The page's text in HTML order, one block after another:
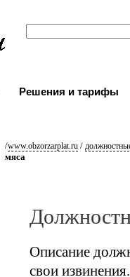
Решения и тарифы
/www.obzorzarplat.ru /
мяса
Описание
свои извинения.